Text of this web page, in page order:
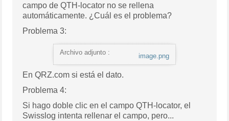
campo de QTH-locator no se rellena
automáticamente. ¿Cuál es el problema?
Problema 3:
Archivo adjunto : image.png
En QRZ.com si está el dato.
Problema 4:
Si hago doble clic en el campo QTH-locator, el
Swisslog intenta rellenar el campo, pero...